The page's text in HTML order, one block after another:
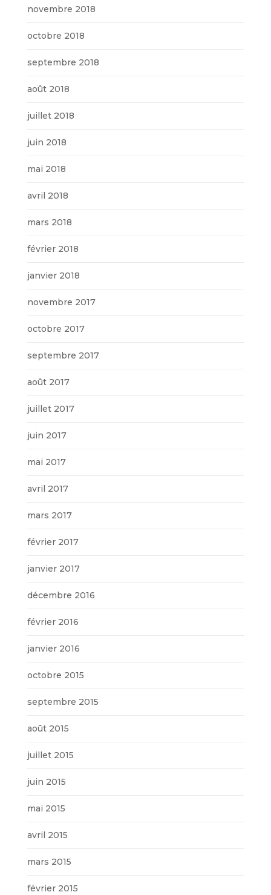
novembre 2018
octobre 2018
septembre 2018
août 2018
juillet 2018
juin 2018
mai 2018
avril 2018
mars 2018
février 2018
janvier 2018
novembre 2017
octobre 2017
septembre 2017
août 2017
juillet 2017
juin 2017
mai 2017
avril 2017
mars 2017
février 2017
janvier 2017
décembre 2016
février 2016
janvier 2016
octobre 2015
septembre 2015
août 2015
juillet 2015
juin 2015
mai 2015
avril 2015
mars 2015
février 2015